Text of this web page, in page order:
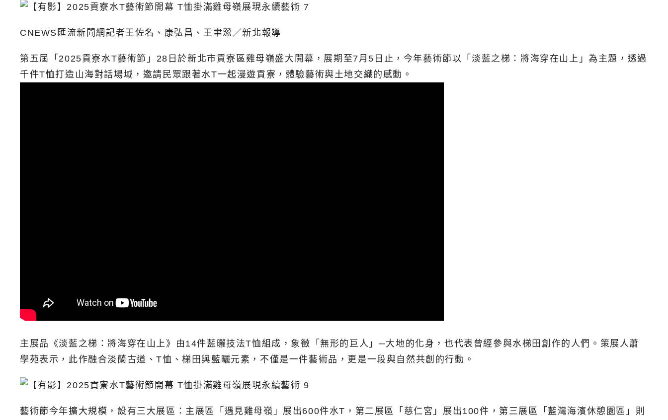
CNEWS匯流新聞網記者王佐名、康弘昌、王聿瀠／新北報導
第五屆「2025貢寮水T藝術節」28日於新北市貢寮區雞母嶺盛大開幕，展期至7月5日止，今年藝術節以「淡藍之梯：將海穿在山上」為主題，透過
千件T恤打造山海對話場域，邀請民眾跟著水T一起漫遊貢寮，體驗藝術與土地交織的感動。
主展品《淡藍之梯：將海穿在山上》由14件藍曬技法T恤組成，象徵「無形的巨人」─大地的化身，也代表曾經參與水梯田創作的人們。策展人蕭
學苑表示，此作融合淡蘭古道、T恤、梯田與藍曬元素，不僅是一件藝術品，更是一段與自然共創的行動。
藝術節今年擴大規模，設有三大展區：主展區「遇見雞母嶺」展出600件水T，第二展區「慈仁宮」展出100件，第三展區「藍灣海濱休憩園區」則